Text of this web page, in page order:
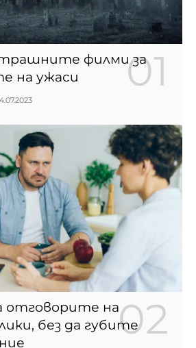
филми за
на ужаси
отговорите на
без да губите